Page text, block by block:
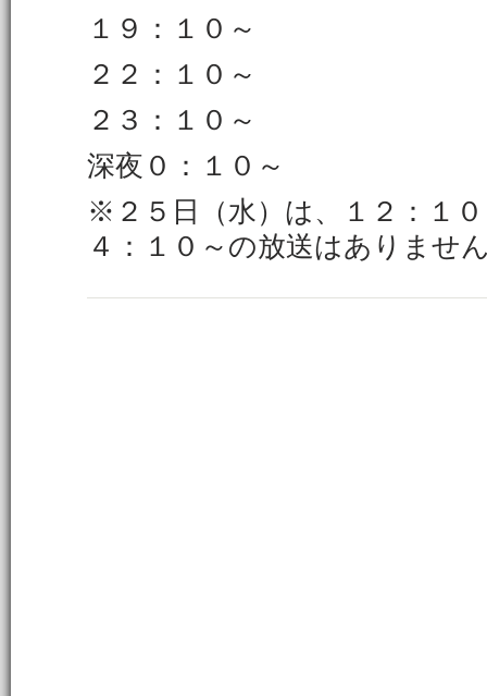
１９：１０～
２２：１０～
２３：１０～
深夜０：１０～
※２５日（水）は、１２：１
４：１０～の放送はありませ